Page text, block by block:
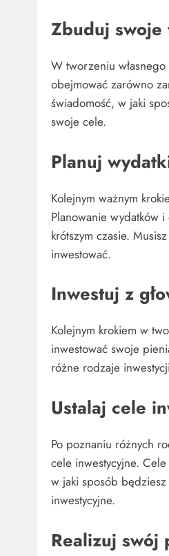
Zbuduj swoje
W tworzeniu
obejmować zarówno
świadomość, w jaki
swoje cele.
Planuj
Kolejnym ważnym
Planowanie wydatków
krótszym czasie.
inwestować.
Inwestuj z
Kolejnym krokiem w
inwestować swoje
różne rodzaje
Ustalaj cele
Po poznaniu różnych
cele inwestycyjne.
w jaki sposób
inwestycyjne.
Realizuj swój